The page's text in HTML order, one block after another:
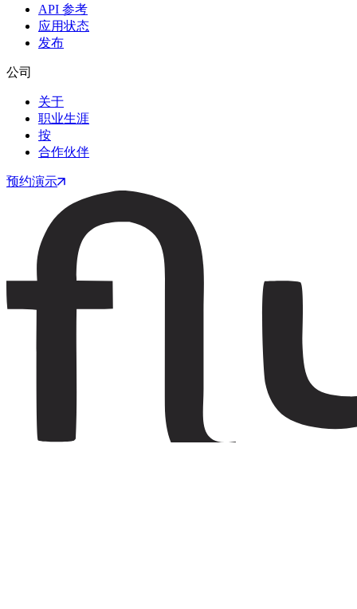
API 参考
应用状态
发布
公司
关于
职业生涯
按
合作伙伴
预约演示